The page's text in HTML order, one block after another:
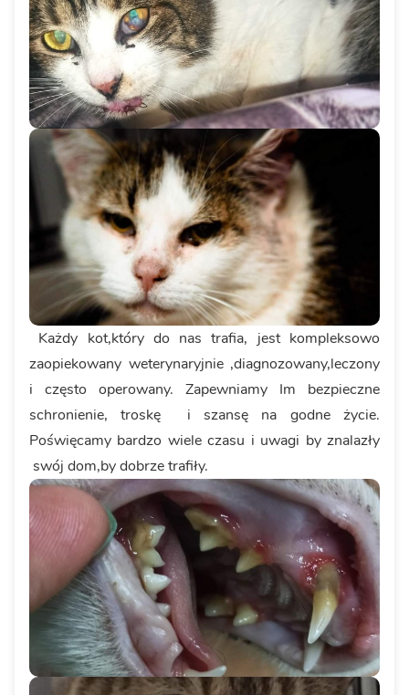
Każdy kot,który do nas trafia, jest kompleksowo
zaopiekowany weterynaryjnie ,diagnozowany,leczony
i często operowany. Zapewniamy Im bezpieczne
schronienie, troskę i szansę na godne życie.
Poświęcamy bardzo wiele czasu i uwagi by znalazły
swój dom,by dobrze trafiły.